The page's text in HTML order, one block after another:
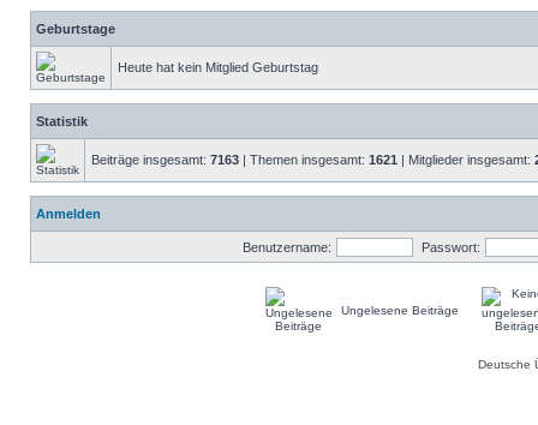
Geburtstage
Heute hat kein Mitglied Geburtstag
Statistik
Beiträge insgesamt: 7163 | Themen insgesamt: 1621 | Mitglieder insgesamt:
Anmelden
Benutzername: Passwort:
Ungelesene Beiträge
Deutsche